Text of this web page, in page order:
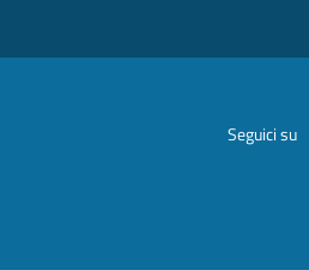
Seguici su